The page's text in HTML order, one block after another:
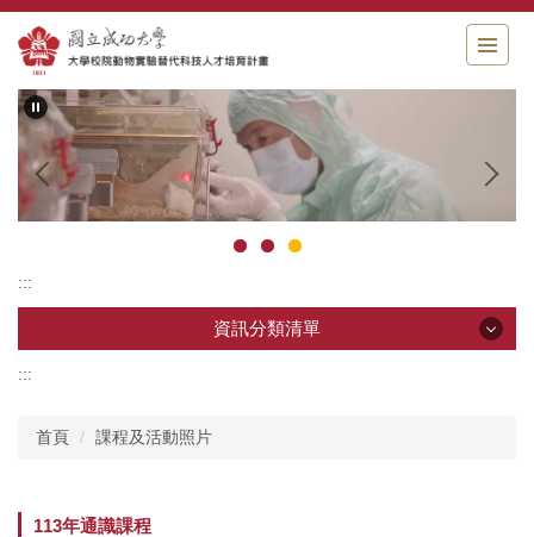
跳
到
主
要
內
區
塊
:::
資訊分類清單
最新消息
:::
首頁 課程及活動照片
113年通識課程